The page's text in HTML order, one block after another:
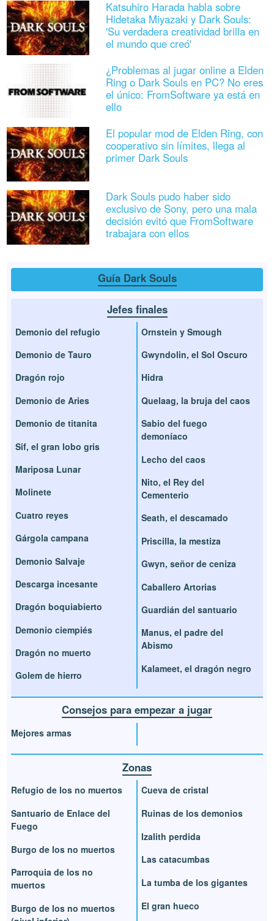
Katsuhiro Harada habla sobre
Hidetaka Miyazaki y Dark Souls:
'Su verdadera creatividad brilla en
el mundo que creó'
¿Problemas al jugar online a Elden
Ring o Dark Souls en PC? No eres
el único: FromSoftware ya está en
ello
El popular mod de Elden Ring, con
cooperativo sin límites, llega al
primer Dark Souls
Dark Souls pudo haber sido
exclusivo de Sony, pero una mala
decisión evitó que FromSoftware
trabajara con ellos
Guía Dark Souls
Jefes finales
Demonio del refugio
Demonio de Tauro
Dragón rojo
Demonio de Aries
Demonio de titanita
Sif, el gran lobo gris
Mariposa Lunar
Molinete
Cuatro reyes
Gárgola campana
Demonio Salvaje
Descarga incesante
Dragón boquiabierto
Demonio ciempiés
Dragón no muerto
Golem de hierro
Ornstein y Smough
Gwyndolin, el Sol Oscuro
Hidra
Quelaag, la bruja del caos
Sabio del fuego
demoníaco
Lecho del caos
Nito, el Rey del
Cementerio
Seath, el descamado
Priscilla, la mestiza
Gwyn, señor de ceniza
Caballero Artorias
Guardián del santuario
Manus, el padre del
Abismo
Kalameet, el dragón negro
Consejos para empezar a jugar
Mejores armas
Zonas
Refugio de los no muertos
Santuario de Enlace del
Fuego
Burgo de los no muertos
Parroquia de los no
muertos
Burgo de los no muertos
Cueva de cristal
Ruinas de los demonios
Izalith perdida
Las catacumbas
La tumba de los gigantes
El gran hueco